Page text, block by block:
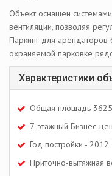
Объект оснащен
вентиляции, позволяя
Паркинг для арендаторов
охраняемой парковке
Характеристики
Общая площадь
7-этажный Бизнес-
Год постройки - 2012
Приточно-вытяжная